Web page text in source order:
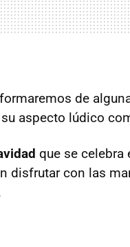
de
aspecto lúdico
que se celebra
disfrutar con las